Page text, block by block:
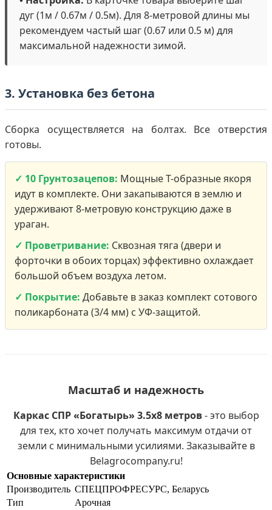
дуг (1м / 0.67м / 0.5м). Для 8-метровой длины мы
рекомендуем частый шаг (0.67 или 0.5 м) для
максимальной надежности зимой.
3. Установка без бетона
Сборка осуществляется на болтах. Все отверстия
готовы.
✓ 10 Грунтозацепов: Мощные Т-образные якоря
идут в комплекте. Они закапываются в землю и
удерживают 8-метровую конструкцию даже в
ураган.
✓ Проветривание: Сквозная тяга (двери и
форточки в обоих торцах) эффективно охлаждает
большой объем воздуха летом.
✓ Покрытие: Добавьте в заказ комплект сотового
поликарбоната (3/4 мм) с УФ-защитой.
Масштаб и надежность
Каркас СПР «Богатырь» 3.5х8 метров- это выбор
для тех, кто хочет получать максимум отдачи от
земли с минимальными усилиями. Заказывайте в
Belagrocompany.ru!
Основные характеристики
Производитель СПЕЦПРОФРЕСУРС, Беларусь
Тип
Арочная